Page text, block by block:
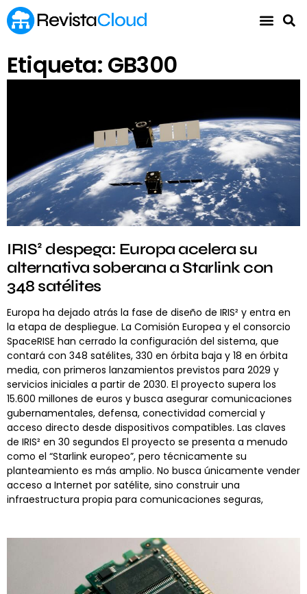
Etiqueta: GB300
IRIS² despega: Europa acelera su
alternativa soberana a Starlink con
348 satélites
Europa ha dejado atrás la fase de diseño de IRIS² y entra en
la etapa de despliegue. La Comisión Europea y el consorcio
SpaceRISE han cerrado la configuración del sistema, que
contará con 348 satélites, 330 en órbita baja y 18 en órbita
media, con primeros lanzamientos previstos para 2029 y
servicios iniciales a partir de 2030. El proyecto supera los
15.600 millones de euros y busca asegurar comunicaciones
gubernamentales, defensa, conectividad comercial y
acceso directo desde dispositivos compatibles. Las claves
de IRIS² en 30 segundos El proyecto se presenta a menudo
como el “Starlink europeo”, pero técnicamente su
planteamiento es más amplio. No busca únicamente vender
acceso a Internet por satélite, sino construir una
infraestructura propia para comunicaciones seguras,